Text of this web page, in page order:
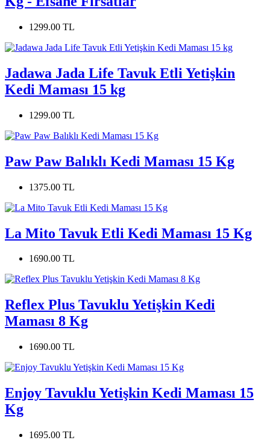
1299.00 TL
Jadawa Jada Life Tavuk Etli Yetişkin
Kedi Maması 15 kg
1299.00 TL
Paw Paw Balıklı Kedi Maması 15 Kg
1375.00 TL
La Mito Tavuk Etli Kedi Maması 15 Kg
1690.00 TL
Reflex Plus Tavuklu Yetişkin Kedi
Maması 8 Kg
1690.00 TL
Enjoy Tavuklu Yetişkin Kedi Maması 15
Kg
1695.00 TL